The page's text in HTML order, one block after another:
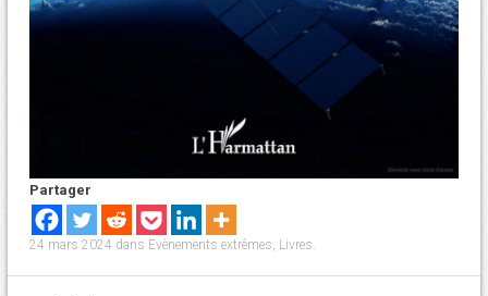
Partager
24 mars 2024 dans Evènements extrêmes Livres